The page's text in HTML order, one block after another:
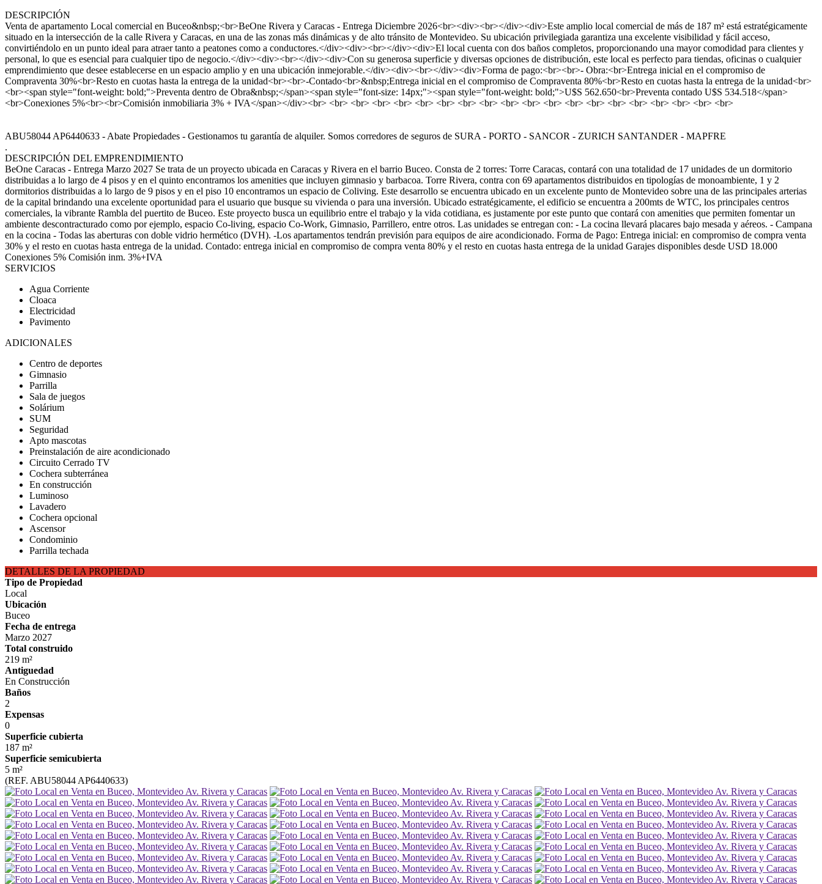
DESCRIPCIÓN
Venta de apartamento Local comercial en Buceo&nbsp;<br>BeOne Rivera y Caracas - Entrega Diciembre 2026<br><div><br></div><div>Este amplio local comercial de más de 187 m² está estratégicamente
situado en la intersección de la calle Rivera y Caracas, en una de las zonas más dinámicas y de alto tránsito de Montevideo. Su ubicación privilegiada garantiza una excelente visibilidad y fácil acceso,
convirtiéndolo en un punto ideal para atraer tanto a peatones como a conductores.</div><div><br></div><div>El local cuenta con dos baños completos, proporcionando una mayor comodidad para clientes y
personal, lo que es esencial para cualquier tipo de negocio.</div><div><br></div><div>Con su generosa superficie y diversas opciones de distribución, este local es perfecto para tiendas, oficinas o cualquier
emprendimiento que desee establecerse en un espacio amplio y en una ubicación inmejorable.</div><div><br></div><div>Forma de pago:<br><br>- Obra:<br>Entrega inicial en el compromiso de
Compraventa 30%<br>Resto en cuotas hasta la entrega de la unidad<br><br>-Contado<br>&nbsp;Entrega inicial en el compromiso de Compraventa 80%<br>Resto en cuotas hasta la entrega de la unidad<br>
<br><span style="font-weight: bold;">Preventa dentro de Obra&nbsp;</span><span style="font-size: 14px;"><span style="font-weight: bold;">U$S 562.650<br>Preventa contado U$S 534.518</span>
<br>Conexiones 5%<br><br>Comisión inmobiliaria 3% + IVA</span></div><br> <br> <br> <br> <br> <br> <br> <br> <br> <br> <br> <br> <br> <br> <br> <br> <br> <br> <br> <br>
ABU58044 AP6440633 - Abate Propiedades - Gestionamos tu garantía de alquiler. Somos corredores de seguros de SURA - PORTO - SANCOR - ZURICH SANTANDER - MAPFRE
.
DESCRIPCIÓN DEL EMPRENDIMIENTO
BeOne Caracas - Entrega Marzo 2027 Se trata de un proyecto ubicada en Caracas y Rivera en el barrio Buceo. Consta de 2 torres: Torre Caracas, contará con una totalidad de 17 unidades de un dormitorio
distribuidas a lo largo de 4 pisos y en el quinto encontramos los amenities que incluyen gimnasio y barbacoa. Torre Rivera, contra con 69 apartamentos distribuidos en tipologías de monoambiente, 1 y 2
dormitorios distribuidas a lo largo de 9 pisos y en el piso 10 encontramos un espacio de Coliving. Este desarrollo se encuentra ubicado en un excelente punto de Montevideo sobre una de las principales arterias
de la capital brindando una excelente oportunidad para el usuario que busque su vivienda o para una inversión. Ubicado estratégicamente, el edificio se encuentra a 200mts de WTC, los principales centros
comerciales, la vibrante Rambla del puertito de Buceo. Este proyecto busca un equilibrio entre el trabajo y la vida cotidiana, es justamente por este punto que contará con amenities que permiten fomentar un
ambiente descontracturado como por ejemplo, espacio Co-living, espacio Co-Work, Gimnasio, Parrillero, entre otros. Las unidades se entregan con: - La cocina llevará placares bajo mesada y aéreos. - Campana
en la cocina - Todas las aberturas con doble vidrio hermético (DVH). -Los apartamentos tendrán previsión para equipos de aire acondicionado. Forma de Pago: Entrega inicial: en compromiso de compra venta
30% y el resto en cuotas hasta entrega de la unidad. Contado: entrega inicial en compromiso de compra venta 80% y el resto en cuotas hasta entrega de la unidad Garajes disponibles desde USD 18.000
Conexiones 5% Comisión inm. 3%+IVA
SERVICIOS
Agua Corriente
Cloaca
Electricidad
Pavimento
ADICIONALES
Centro de deportes
Gimnasio
Parrilla
Sala de juegos
Solárium
SUM
Seguridad
Apto mascotas
Preinstalación de aire acondicionado
Circuito Cerrado TV
Cochera subterránea
En construcción
Luminoso
Lavadero
Cochera opcional
Ascensor
Condominio
Parrilla techada
DETALLES DE LA PROPIEDAD
Tipo de Propiedad
Local
Ubicación
Buceo
Fecha de entrega
Marzo 2027
Total construido
219 m²
Antiguedad
En Construcción
Baños
2
Expensas
0
Superficie cubierta
187 m²
Superficie semicubierta
5 m²
(REF. ABU58044 AP6440633)